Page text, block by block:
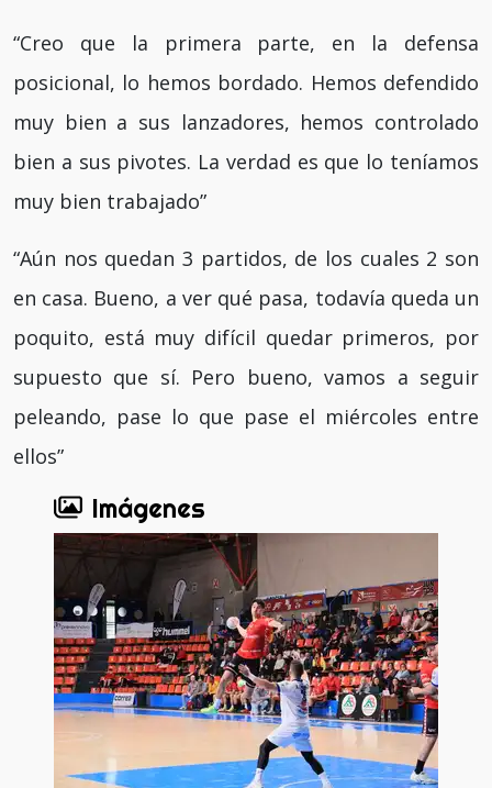
“Creo que la primera parte, en la defensa
posicional, lo hemos bordado. Hemos defendido
muy bien a sus lanzadores, hemos controlado
bien a sus pivotes. La verdad es que lo teníamos
muy bien trabajado”
“Aún nos quedan 3 partidos, de los cuales 2 son
en casa. Bueno, a ver qué pasa, todavía queda un
poquito, está muy difícil quedar primeros, por
supuesto que sí. Pero bueno, vamos a seguir
peleando, pase lo que pase el miércoles entre
ellos”
Imágenes